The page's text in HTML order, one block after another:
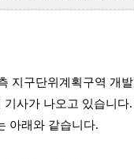
지구단위계획구역 개
사가 나오고 있습니다.
아래와 같습니다.